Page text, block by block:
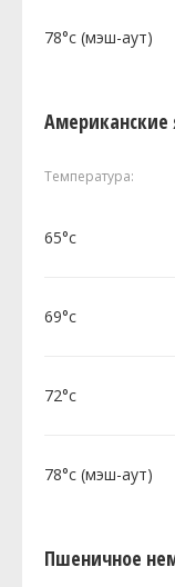
78°c (мэш-аут)
Американские
Температура:
65°c
69°c
72°c
78°c (мэш-аут)
Пшеничное